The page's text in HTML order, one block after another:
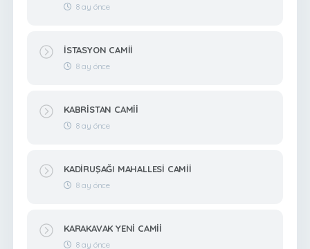
8 ay önce
İSTASYON CAMİİ
8 ay önce
KABRİSTAN CAMİİ
8 ay önce
KADİRUŞAĞI MAHALLESİ CAMİİ
8 ay önce
KARAKAVAK YENİ CAMİİ
8 ay önce